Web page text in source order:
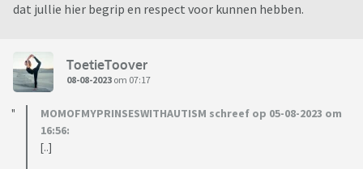
dat jullie hier begrip en respect voor kunnen hebben.
ToetieToover
08-08-2023 om 07:17
MOMOFMYPRINSESWITHAUTISM schreef op 05-08-2023 om
16:56:
[..]